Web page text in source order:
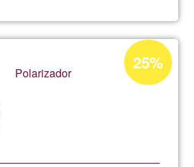
Óscar
y
Marien
Polarizador
Porcentaje
de
aceptación
25%